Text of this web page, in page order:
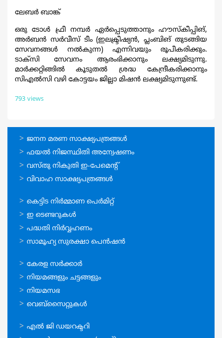
ലേബര്‍ ബാങ്ക്
ഒരു ടോള്‍ ഫ്രീ നമ്പര്‍ ഏര്‍പ്പെടുത്താനും ഹൗസ്കീപ്പിങ്,
അര്‍ബന്‍ സര്‍വീസ് ടീം (ഇലക്ട്രീഷ്യന്‍, പ്ലംബിങ് തുടങ്ങിയ
സേവനങ്ങള്‍ നല്‍കുന്ന) എന്നിവയും രൂപീകരിക്കും.
ടാക്സി സേവനം ആരംഭിക്കാനും ലക്ഷ്യമിടുന്നു.
മാര്‍ക്കറ്റിങ്ങില്‍ കൂടുതല്‍ ശ്രദ്ധ കേന്ദ്രീകരിക്കാനും
സിഎല്‍സി വഴി കോട്ടയം ജില്ലാ മിഷന്‍ ലക്ഷ്യമിടുന്നുണ്ട്.
793 views
ഓണ്‍ലൈന്‍
സേവനങ്ങള്‍
ജനന മരണ സാക്ഷ്യപത്രങ്ങള്‍
ഫയല്‍ നിജസ്ഥിതി അന്വേഷണം
വസ്തു നികുതി ഇ-പേമെന്റ്
വിവാഹ സാക്ഷ്യപത്രങ്ങള്‍
ഓണ്‍ലൈന്‍
സേവനങ്ങള്‍
കെട്ടിട നിര്‍മ്മാണ പെര്‍മിറ്റ്‌
ഇ ടെണ്ടറുകള്‍
പദ്ധതി നിര്‍വ്വഹണം
സാമൂഹ്യ സുരക്ഷാ പെന്‍ഷന്‍
ഉപയോഗപ്രദമായ
കണ്ണികള്‍
കേരള സര്‍ക്കാര്‍
നിയമങ്ങളും ചട്ടങ്ങളും
നിയമസഭ
വെബ്സൈറ്റുകള്‍
ഉപയോഗപ്രദമായ
എല്‍ ജി ഡയറക്ടറി